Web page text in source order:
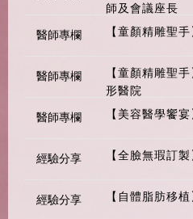
師及會議座長
醫師專欄 【童顏精雕聖
醫師專欄
【童顏精雕聖
形醫院
醫師專欄 【美容醫學饗
經驗分享 【全臉無瑕訂
經驗分享 【自體脂肪移